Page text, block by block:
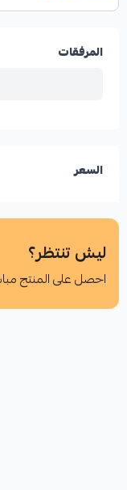
المرفقات
السعر
ليش تنتظر؟
احصل على المنتج